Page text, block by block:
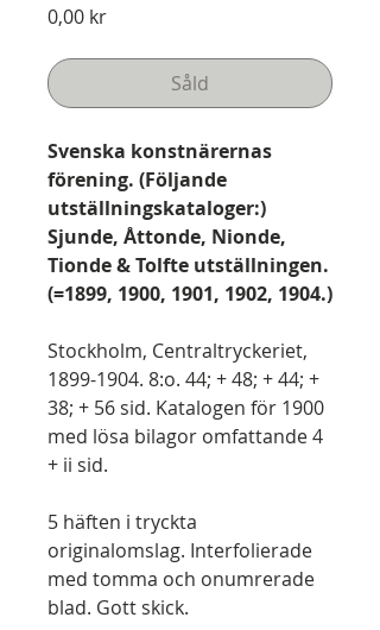
0,00 krPris
Såld
Svenska konstnärernas
förening. (Följande
utställningskataloger:)
Sjunde, Åttonde, Nionde,
Tionde & Tolfte utställningen.
(=1899, 1900, 1901, 1902, 1904.)
Stockholm, Centraltryckeriet,
1899-1904. 8:o. 44; + 48; + 44; +
38; + 56 sid. Katalogen för 1900
med lösa bilagor omfattande 4
+ ii sid.
5 häften i tryckta
originalomslag. Interfolierade
med tomma och onumrerade
blad. Gott skick.